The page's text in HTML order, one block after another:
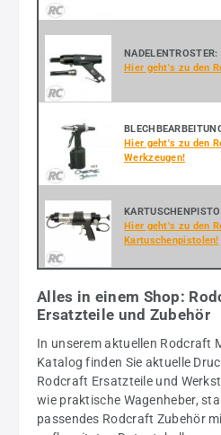
NADELENTROSTER:
Hier geht's zu den
Hier geht's zu den
Werkzeugen!
Hier geht's zu den
Kartuschenpistolen!
Alles in einem Shop:
Ersatzteile und Zubehör
In unserem aktuellen Rodcraft
Katalog finden Sie aktuelle
Rodcraft Ersatzteile und
wie praktische Wagenheber,
passendes Rodcraft Zubehör